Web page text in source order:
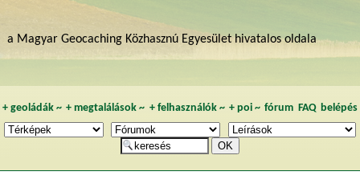
a Magyar Geocaching Közhasznú Egyesület hivatalos oldala
+ geoládák~ +megtalálások ~ + felhasználók~ + poi~ fórum FAQ belépés